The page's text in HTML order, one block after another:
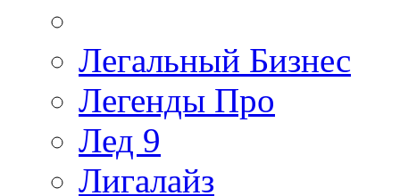
Легальный Бизнес
Легенды Про
Лед 9
Лигалайз